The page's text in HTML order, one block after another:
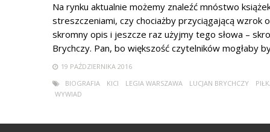
Na rynku aktualnie możemy znaleźć mnóstwo
streszczeniami, czy chociażby przyciągającą wzrok
skromny opis i jeszcze raz użyjmy tego słowa –
Brychczy. Pan, bo większość czytelników mogłaby
19 PAŹDZIERNIKA 2016
BIOGRAFIA
KICI LEGIA WARSZAWA LUCJAN BRYCHCZY
WYWIAD